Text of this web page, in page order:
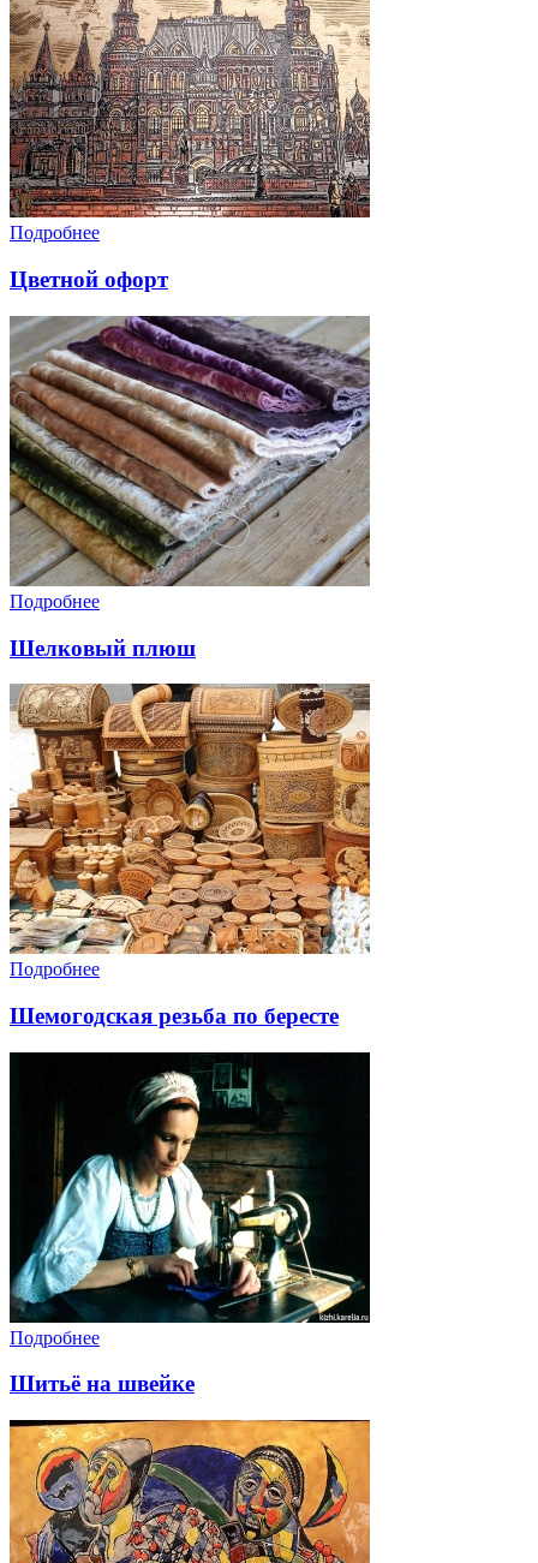
Подробнее
Цветной офорт
Подробнее
Шелковый плюш
Подробнее
Шемогодская резьба по бересте
Подробнее
Шитьё на швейке